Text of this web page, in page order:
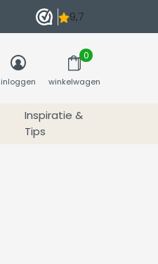
Inspiratie &
Tips
inloggen winkelwagen
0